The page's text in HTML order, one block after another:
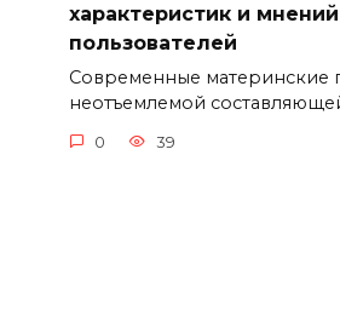
характеристик и мнений
пользователей
Современные материнские
неотъемлемой
0 39